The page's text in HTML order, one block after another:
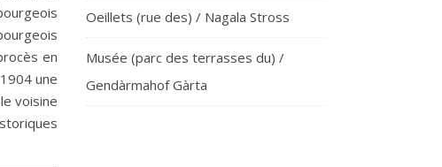
en
une
voisine
Oeillets (rue des) / Nagala Stross
Musée (parc des terrasses du) /
Gendàrmahof Gàrta